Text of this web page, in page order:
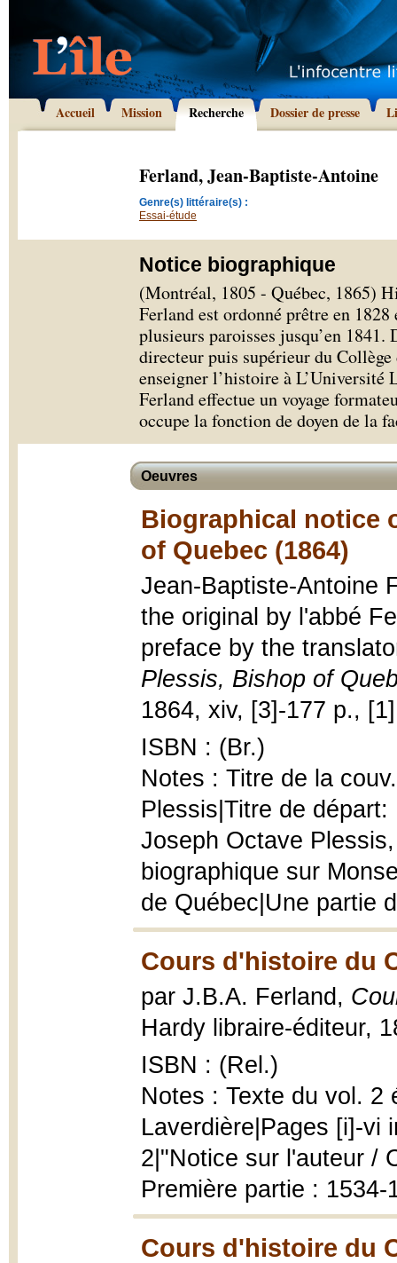
Accueil Mission Recherche Dossier de presse
Ferland, Jean-Baptiste-Antoine
Genre(s) littéraire(s) :
Essai-étude
Notice biographique
(Montréal, 1805 - Québec, 1865)
Ferland est ordonné prêtre en
plusieurs paroisses jusqu’en
directeur puis supérieur du
enseigner l’histoire à L’Université
Ferland effectue un voyage
occupe la fonction de doyen de la
Oeuvres
Biographical notice
of Quebec (1864)
Jean-Baptiste-Antoine
the original by l'abbé
preface by the
Plessis, Bishop of
1864, xiv, [3]-177 p.,
ISBN : (Br.)
Notes : Titre de la
Plessis|Titre de
Joseph Octave
biographique sur
de Québec|Une partie
Cours d'histoire du
par J.B.A. Ferland,
Hardy libraire-éditeur,
ISBN : (Rel.)
Notes : Texte du vol. 2
Laverdière|Pages [i]-vi
2|"Notice sur l'auteur /
Première partie :
Cours d'histoire du